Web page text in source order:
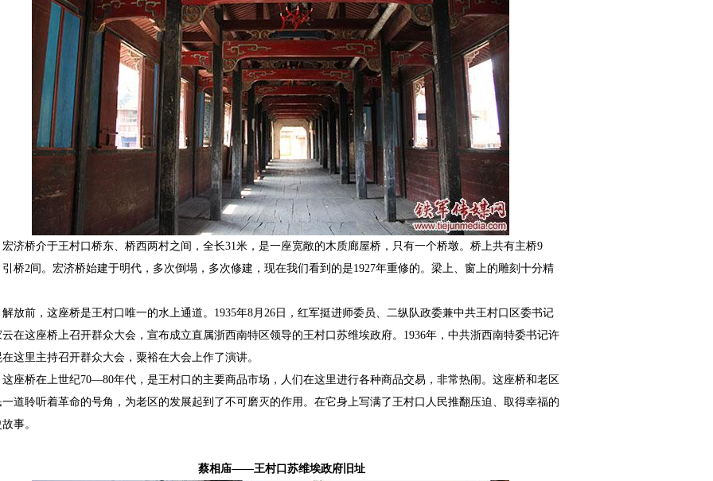
桥介于王村口桥东、桥西两村之间，全长31米，是一座宽敞的木质廊屋桥，只有一个桥墩。桥上共有主桥9
引桥2间。宏济桥始建于明代，多次倒塌，多次修建，现在我们看到的是1927年重修的。梁上、窗上的雕刻十分精
前，这座桥是王村口唯一的水上通道。 1935年8月 26 日，红军挺进师委员、二纵队政委兼中共王村口区委书记
在这座桥上召开群众大会，宣布成立直属浙西南特区领导的王村口苏维埃政府。 1936年，中共浙西南特委书记许
这里主持召开群众大会，粟裕在大会上作了演讲。
桥在上世纪70—80年代，是王村口的主要商品市场，人们在这里进行各种商品交易，非常热闹。这座桥和老区
一道聆听着革命的号角，为老区的发展起到了不可磨灭的作用。在它身上写满了王村口人民推翻压迫、取得幸福的
事。
蔡相庙——王村口苏维埃政府旧址